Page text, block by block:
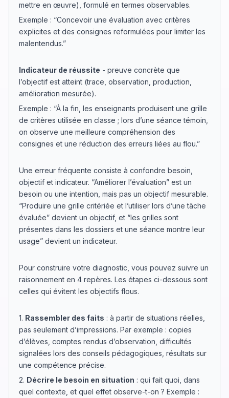
mettre en œuvre), formulé en termes observables.
Exemple : “Concevoir une évaluation avec critères
explicites et des consignes reformulées pour limiter les
malentendus.”
Indicateur de réussite - preuve concrète que
l’objectif est atteint (trace, observation, production,
amélioration mesurée).
Exemple : “À la fin, les enseignants produisent une grille
de critères utilisée en classe ; lors d’une séance témoin,
on observe une meilleure compréhension des
consignes et une réduction des erreurs liées au flou.”
Une erreur fréquente consiste à confondre besoin,
objectif et indicateur. “Améliorer l’évaluation” est un
besoin ou une intention, mais pas un objectif mesurable.
“Produire une grille critériée et l’utiliser lors d’une tâche
évaluée” devient un objectif, et “les grilles sont
présentes dans les dossiers et une séance montre leur
usage” devient un indicateur.
Pour construire votre diagnostic, vous pouvez suivre un
raisonnement en 4 repères. Les étapes ci-dessous sont
celles qui évitent les objectifs flous.
1. Rassembler des faits : à partir de situations réelles,
pas seulement d’impressions. Par exemple : copies
d’élèves, comptes rendus d’observation, difficultés
signalées lors des conseils pédagogiques, résultats sur
une compétence précise.
2. Décrire le besoin en situation : qui fait quoi, dans
quel contexte, et quel effet observe-t-on ? Exemple :